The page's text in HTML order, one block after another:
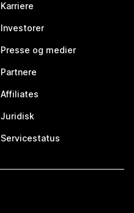
Karriere
Investorer
Presse og medier
Partnere
Affiliates
Juridisk
Servicestatus